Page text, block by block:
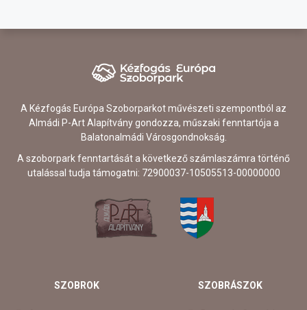
A Kézfogás Európa Szoborparkot művészeti szempontból az
Almádi P-Art Alapítvány gondozza, műszaki fenntartója a
Balatonalmádi Városgondnokság.
A szoborpark fenntartását a következő számlaszámra történő
utalással tudja támogatni: 72900037-10505513-00000000
SZOBROK SZOBRÁSZOK